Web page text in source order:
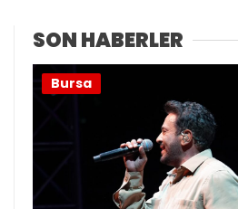
SON HABERLER
Bursa